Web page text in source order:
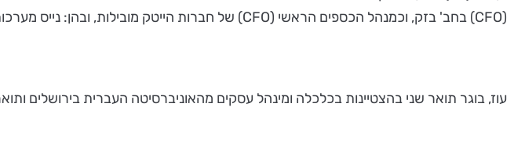
(CFO) בחב' בזק, וכמנהל הכספים הראשי (CFO) של חברות הייטק מובילות, ובהן: נייס מערכות, סרגון וג'קדה. בתפקידו האחרון כיהן עוז כשותף בקרן ויולה קרדיט.
עוז, בוגר תואר שני בהצטיינות בכלכלה ומינהל עסקים מהאוניברסיטה העברית בירושלים